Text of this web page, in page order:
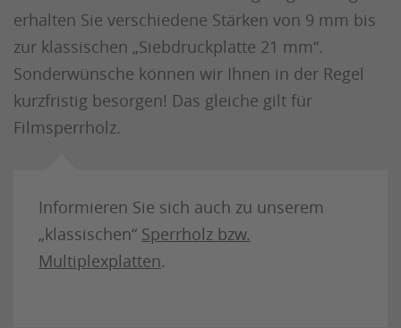
erhalten Sie verschiedene Stärken von 9 mm bis
zur klassischen „Siebdruckplatte 21 mm“.
Sonderwünsche können wir Ihnen in der Regel
kurzfristig besorgen! Das gleiche gilt für
Filmsperrholz.
Informieren Sie sich auch zu unserem
„klassischen“ Sperrholz bzw.
Multiplexplatten.